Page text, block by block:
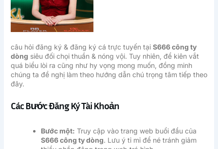
câu hỏi đăng ký & đăng ký cá trực tuyến tại S666 công ty
dòng siêu đối chọi thuần & nóng vội. Tuy nhiên, để kiên vắt
quá biểu lòi ra cũng như hy vọng mong muốn, đồng minh
chúng ta đề nghị làm theo hướng dẫn chú trọng tâm tiếp theo
đây.
Các Bước Đăng Ký Tài Khoản
Bước một: Truy cập vào trang web buổi đầu của
S666 công ty dòng. Lưu ý tỉ mỉ để né tránh giảm